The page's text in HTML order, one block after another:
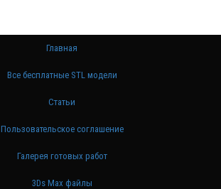
Главная
Все бесплатные STL модели
Статьи
Пользовательское соглашение
Галерея готовых работ
3Ds Max файлы